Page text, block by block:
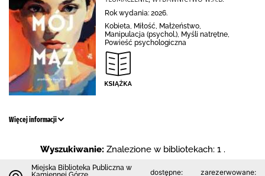
Rok wydania: 2026.
Kobieta, Miłość, Małżeństwo,
Manipulacja (psychol.), Myśli natrętne,
Powieść psychologiczna
Więcej informacji
Wyszukiwanie: Znalezione w bibliotekach: 1 .
Miejska Biblioteka Publiczna w
dostępne: zarezerwowane: